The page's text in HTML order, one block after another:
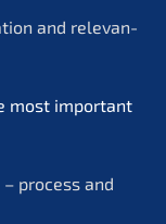
and relevan­
most important
process and